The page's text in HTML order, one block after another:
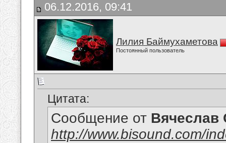
06.12.2016, 09:41
Лилия Баймухаметова
Постоянный пользователь
Цитата:
Сообщение от Вячеслав
http://www.bisound.com/